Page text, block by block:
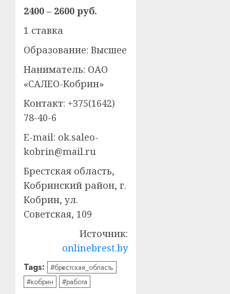
2400 – 2600 руб.
1 ставка
Образование: Высшее
Наниматель: ОАО
«САЛЕО-Кобрин»
Контакт: +375(1642)
78-40-6
E-mail: ok.saleo-
kobrin@mail.ru
Брестская область,
Кобринский район, г.
Кобрин, ул.
Советская, 109
Источник:
onlinebrest.by
Tags: #брестская_область
#кобрин
#работа